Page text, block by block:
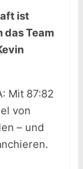
ist
das Team
Mit 87:82
von
– und